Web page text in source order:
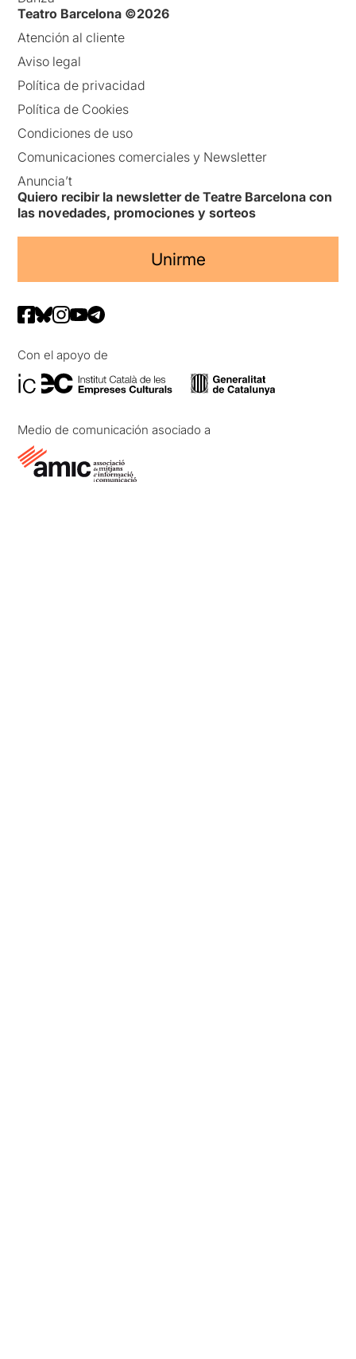
Teatro Barcelona ©2026
Atención al cliente
Aviso legal
Política de privacidad
Política de Cookies
Condiciones de uso
Comunicaciones comerciales y Newsletter
Anuncia’t
Quiero recibir la newsletter de Teatre Barcelona con
las novedades, promociones y sorteos
Unirme
Con el apoyo de
Medio de comunicación asociado a